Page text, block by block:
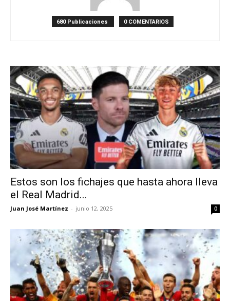
680 Publicaciones 0 COMENTARIOS
Estos son los fichajes que hasta ahora lleva
el Real Madrid...
Juan José Martínez - junio 12, 2025 0